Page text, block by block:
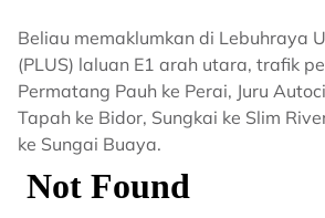
Beliau memaklumkan di Lebuhraya
(PLUS) laluan E1 arah utara, trafik
Permatang Pauh ke Perai, Juru
Tapah ke Bidor, Sungkai ke Slim
ke Sungai Buaya.